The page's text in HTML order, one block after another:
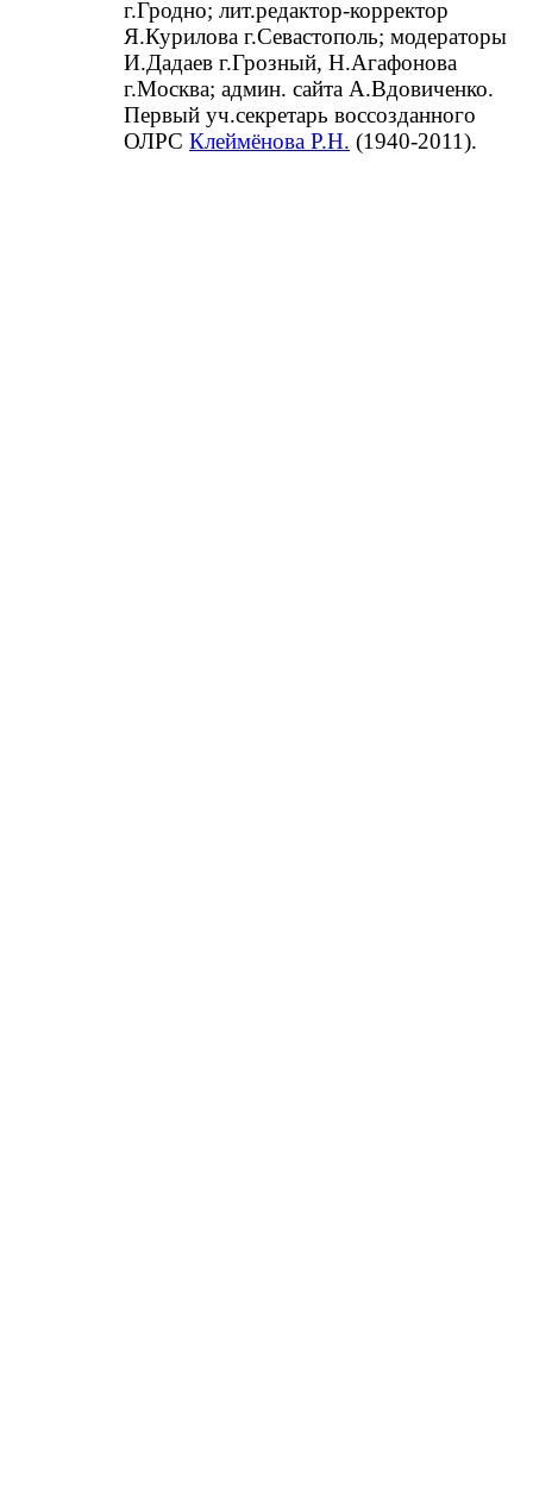
г.Гродно; лит.редактор-корректор
Я.Курилова г.Севастополь; модераторы
И.Дадаев г.Грозный, Н.Агафонова
г.Москва; админ. сайта А.Вдовиченко.
Первый уч.секретарь воссозданного
ОЛРС Клеймёнова Р.Н. (1940-2011).